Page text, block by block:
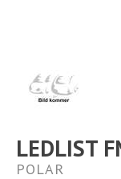
LEDLIST
POLAR